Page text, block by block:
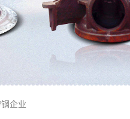
企业